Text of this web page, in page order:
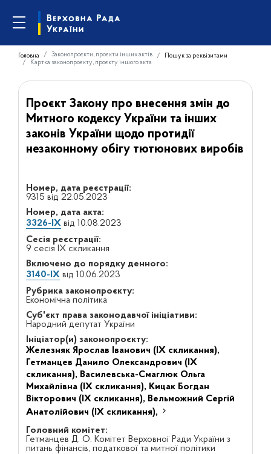
Головна Законопроєкти, проєкти інших актів
Пошук за реквізитами
Картка законопроєкту, проєкту іншого акта
Проєкт Закону про внесення змін до
Митного кодексу України та інших
законів України щодо протидії
незаконному обігу тютюнових виробів
Номер, дата реєстрації:
9315 від 22.05.2023
Номер, дата акта:
3326-ІХвід 10.08.2023
Сесія реєстрації:
9 сесія IX скликання
Включено до порядку денного:
3140-IXвід 10.06.2023
Рубрика законопроєкту:
Економічна політика
Суб'єкт права законодавчої ініціативи:
Народний депутат України
Ініціатор(и) законопроєкту:
Железняк Ярослав Іванович (IX скликання),
Гетманцев Данило Олександрович (IX
скликання), Василевська-Смаглюк Ольга
Михайлівна (IX скликання), Кицак Богдан
Вікторович (IX скликання), Вельможний Сергій
Анатолійович (IX скликання),
Головний комітет:
Гетманцев Д. О. Комітет Верховної Ради України з
питань фінансів, податкової та митної політики